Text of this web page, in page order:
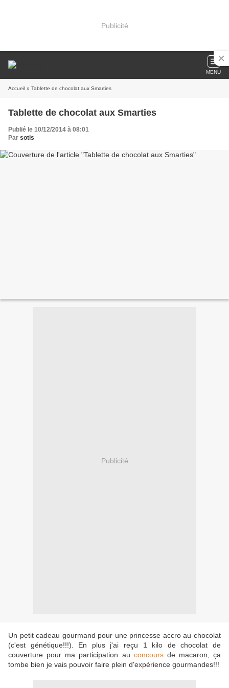
Publicité
MENU
Accueil » Tablette de chocolat aux Smarties
Tablette de chocolat aux Smarties
Publié le 10/12/2014 à 08:01
Par sotis
Publicité
Un petit cadeau gourmand pour une princesse accro au chocolat
(c'est génétique!!!). En plus j'ai reçu 1 kilo de chocolat de
couverture pour ma participation au concoursde macaron, ça
tombe bien je vais pouvoir faire plein d'expérience gourmandes!!!